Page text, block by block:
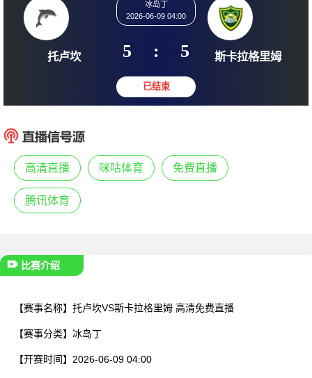
托卢坎
冰岛丁
2026-06-09 04:00
5 : 5 斯卡拉
高清直播 咪咕体育 免费直播
腾讯体育
比赛介绍
【赛事名称】 托卢坎VS斯卡拉格里姆 高清免费直播
【赛事分类】 冰岛丁
【开赛时间】 2026-06-09 04:00